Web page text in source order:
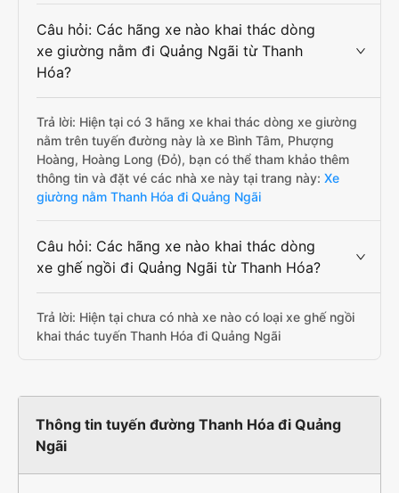
Câu hỏi: Các hãng xe nào khai thác dòng
xe giường nằm đi Quảng Ngãi từ Thanh
Hóa?
Trả lời: Hiện tại có 3 hãng xe khai thác dòng xe giường
nằm trên tuyến đường này là xe Bình Tâm, Phượng
Hoàng, Hoàng Long (Đỏ), bạn có thể tham khảo thêm
thông tin và đặt vé các nhà xe này tại trang này: Xe
giường nằm Thanh Hóa đi Quảng Ngãi
Câu hỏi: Các hãng xe nào khai thác dòng
xe ghế ngồi đi Quảng Ngãi từ Thanh Hóa?
Trả lời: Hiện tại chưa có nhà xe nào có loại xe ghế ngồi
khai thác tuyến Thanh Hóa đi Quảng Ngãi
Thông tin tuyến đường Thanh Hóa đi Quảng
Ngãi